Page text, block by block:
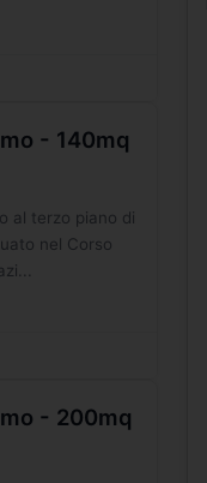
- 140mq
al terzo piano di
nel Corso
- 200mq